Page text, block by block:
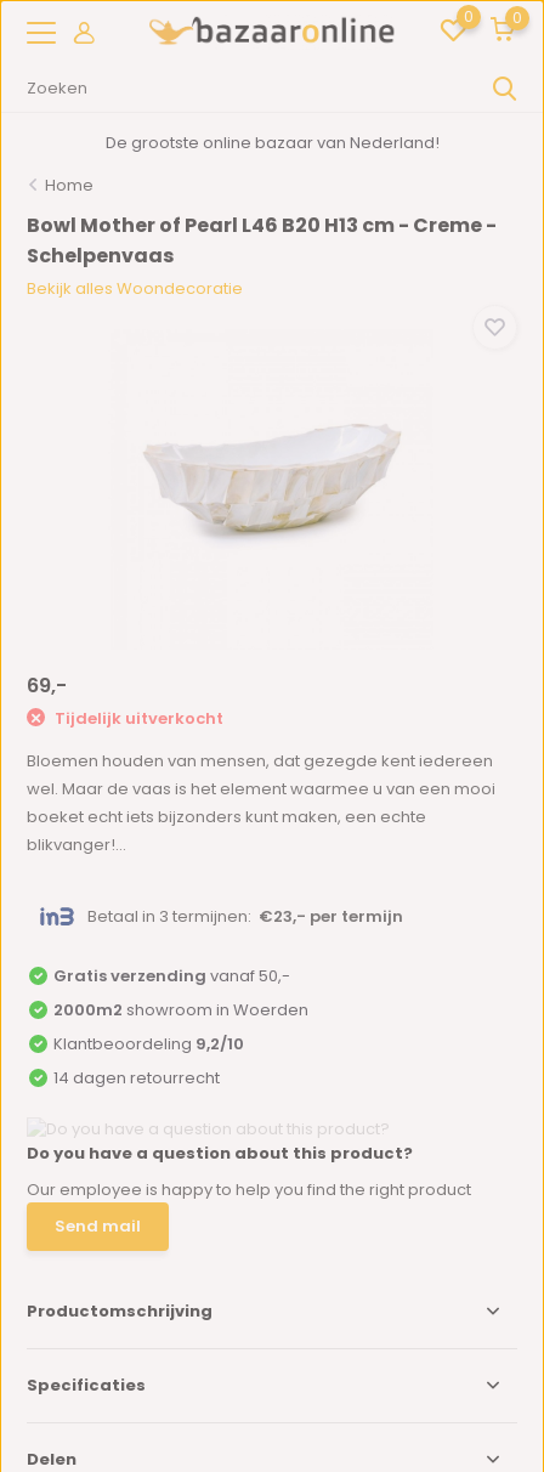
0 0
De grootste online bazaar van Nederland!
Home
Bowl Mother of Pearl L46 B20 H13 cm - Creme -
Schelpenvaas
Bekijk alles Woondecoratie
69,-
Tijdelijk uitverkocht
Bloemen houden van mensen, dat gezegde kent iedereen
wel. Maar de vaas is het element waarmee u van een mooi
boeket echt iets bijzonders kunt maken, een echte
blikvanger!...
Betaal in 3 termijnen: €23,- per termijn
Gratis verzending vanaf 50,-
2000m2 showroom in Woerden
Klantbeoordeling 9,2/10
14 dagen retourrecht
Do you have a question about this product?
Our employee is happy to help you find the right product
Send mail
Productomschrijving
Specificaties
Delen